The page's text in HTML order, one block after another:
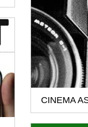
CINEMA